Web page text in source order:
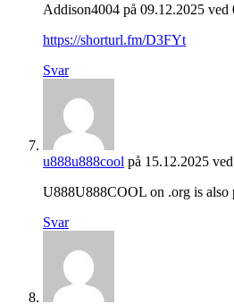
Addison4004 på 09.12.2025 ved
https://shorturl.fm/D3FYt
Svar
u888u888cool på 15.12.2025
U888U888COOL on .org is also
Svar